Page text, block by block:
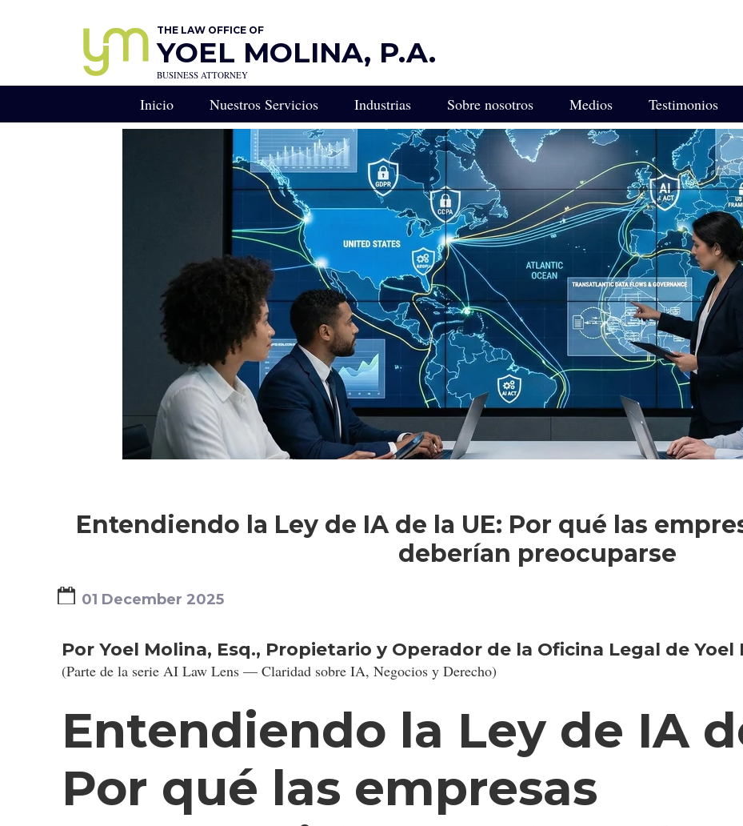
THE LAW OFFICE OF
YOEL MOLINA, P.A.
BUSINESS ATTORNEY
Inicio
Nuestros Servicios
RESERVA UNA CONSULTA
Consulta Legal Estratégica para Empresarios e Inversionistas Latinoamericanos en Florida
Llamada de Estrategia Legal Empresarial de Florida
Derecho Empresarial - Redacción de Contratos
Abogado de Negocios en Miami
CONSEJERO GENERAL
OTROS SERVICIOS
Industrias
Protección Legal Diseñada para Industrias Impulsadas por la
Experiencia Legal para Empresas de Transporte y Camiones
Servicios Legales para Empresas de Control de Plagas
Asesor Legal para Viveros, Cultivadores y Paisajistas
Servicios Legales para Franquiciados
Servicios Legales para Empresas de Incendios y Seguridad
Sobre nosotros Medios Testimonios
Entendiendo la Ley de IA de la UE: Por qué las
deberían preocuparse
01 December 2025
Por Yoel Molina, Esq., Propietario y Operador de la Oficina Legal de Yoel
(Parte de la serie AI Law Lens — Claridad sobre IA, Negocios y Derecho)
Entendiendo la Ley de IA
Por qué las empresas